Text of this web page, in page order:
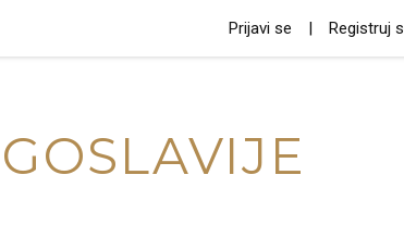
Prijavi se Registruj